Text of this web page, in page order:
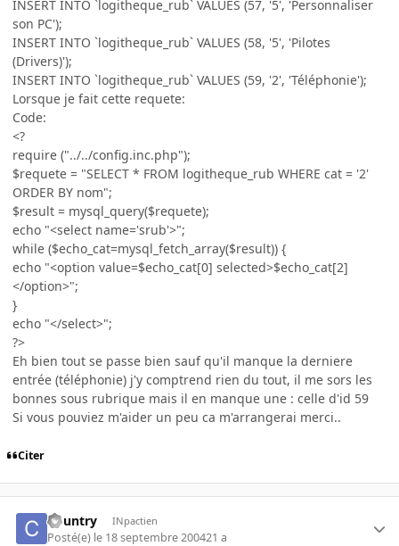
INSERT INTO `logitheque_rub` VALUES (57, '5', 'Personnaliser
son PC');
INSERT INTO `logitheque_rub` VALUES (58, '5', 'Pilotes
(Drivers)');
INSERT INTO `logitheque_rub` VALUES (59, '2', 'Téléphonie');
Lorsque je fait cette requete:
Code:
<?
require ("../../config.inc.php");
$requete = "SELECT * FROM logitheque_rub WHERE cat = '2'
ORDER BY nom";
$result = mysql_query($requete);
echo "<select name='srub'>";
while ($echo_cat=mysql_fetch_array($result)) {
echo "<option value=$echo_cat[0] selected>$echo_cat[2]
</option>";
}
echo "</select>";
?>
Eh bien tout se passe bien sauf qu'il manque la derniere
entrée (téléphonie) j'y comptrend rien du tout, il me sors les
bonnes sous rubrique mais il en manque une : celle d'id 59
Si vous pouviez m'aider un peu ca m'arrangerai merci..
Citer
Country INpactien
Posté(e) le 18 septembre 200421 a